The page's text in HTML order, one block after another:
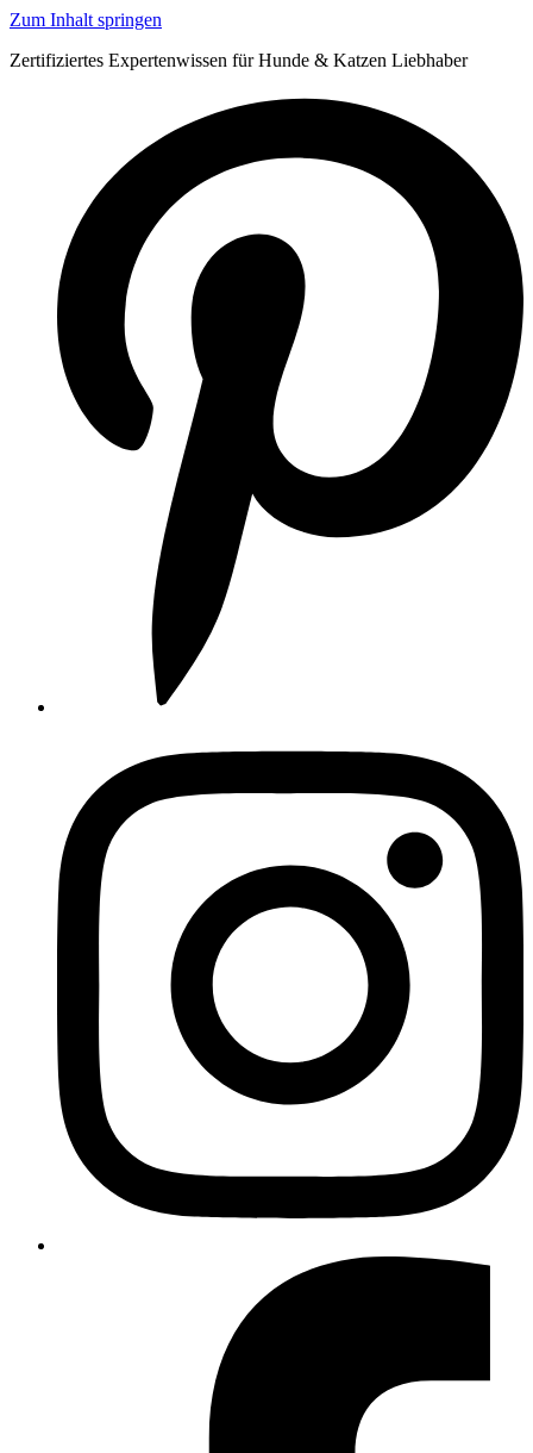
Zum Inhalt springen
Zertifiziertes Expertenwissen für Hunde & Katzen Liebhaber